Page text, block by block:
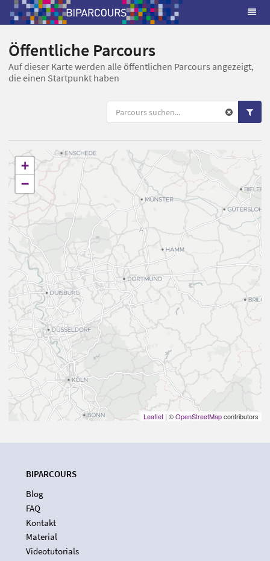
Öffentliche Parcours
Auf dieser Karte werden alle öffentlichen Parcours angezeigt,
die einen Startpunkt haben
+
−
Leaflet | ©OpenStreetMapcontributors
BIPARCOURS
Blog
FAQ
Kontakt
Material
Videotutorials